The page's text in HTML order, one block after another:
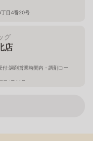
目4番20号
グ
店
:調剤営業時間内・調剤コー
目1番20号